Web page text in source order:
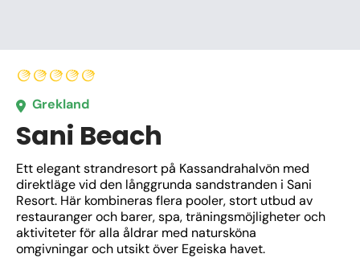
Grekland
Sani Beach
Ett elegant strandresort på Kassandrahalvön med
direktläge vid den långgrunda sandstranden i Sani
Resort. Här kombineras flera pooler, stort utbud av
restauranger och barer, spa, träningsmöjligheter och
aktiviteter för alla åldrar med natursköna
omgivningar och utsikt över Egeiska havet.